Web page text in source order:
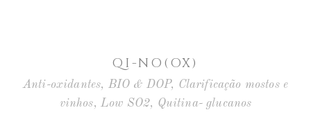
QI-NO(OX)
Anti-oxidantes, BIO & DOP, Clarificação mostos e
vinhos, Low SO2, Quitina- glucanos